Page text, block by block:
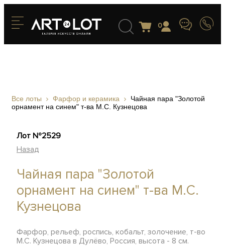
0
Все лоты Фарфор и керамика
Чайная пара "Золотой
орнамент на синем" т-ва М.С. Кузнецова
Лот №2529
Назад
Чайная пара "Золотой
орнамент на синем" т-ва М.С.
Кузнецова
Фарфор, рельеф, роспись, кобальт, золочение, т-во
М.С. Кузнецова в Дулёво, Россия, высота - 8 см.